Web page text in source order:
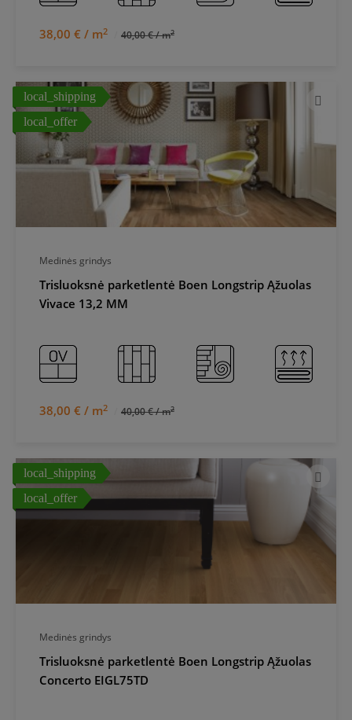
38,00 € / m2 40,00 € / m2
Medinės grindys
Trisluoksnė parketlentė Boen Longstrip Ąžuolas
Vivace 13,2 MM
38,00 € / m2 40,00 € / m2
local_shipping
local_offer
Medinės grindys
Trisluoksnė parketlentė Boen Longstrip Ąžuolas
Concerto EIGL75TD
local_shipping
local_offer